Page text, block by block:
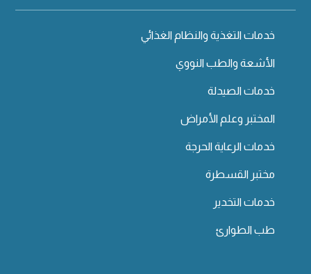
خدمات التغذية والنظام الغذائي
الأشعة والطب النووي
خدمات الصيدلة
المختبر وعلم الأمراض
خدمات الرعاية الحرجة
مختبر القسطرة
خدمات التخدير
طب الطوارئ